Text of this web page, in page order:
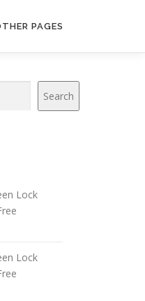
PAGES
Search
Lock
Lock